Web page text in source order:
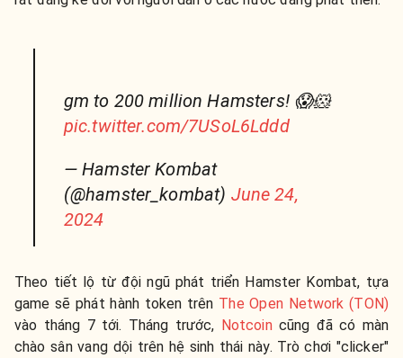
gm to 200 million Hamsters! 😱🐹
pic.twitter.com/7USoL6Lddd
— Hamster Kombat
(@hamster_kombat) June 24,
2024
Theo tiết lộ từ đội ngũ phát triển Hamster Kombat, tựa
game sẽ phát hành token trên The Open Network (TON)
vào tháng 7 tới. Tháng trước, Notcoincũng đã có màn
chào sân vang dội trên hệ sinh thái này. Trò chơi "clicker"